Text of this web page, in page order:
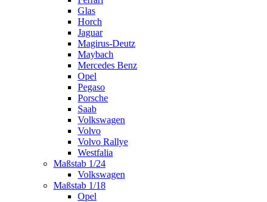
Glas
Horch
Jaguar
Magirus-Deutz
Maybach
Mercedes Benz
Opel
Pegaso
Porsche
Saab
Volkswagen
Volvo
Volvo Rallye
Westfalia
Maßstab 1/24
Volkswagen
Maßstab 1/18
Opel